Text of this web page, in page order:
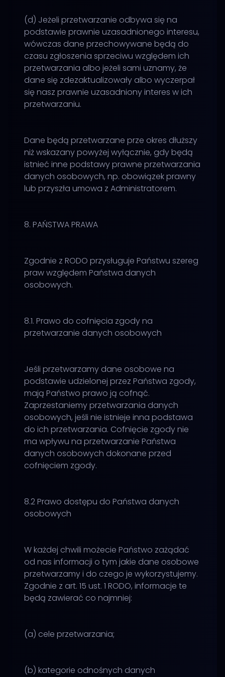
(d) Jeżeli przetwarzanie odbywa się na
podstawie prawnie uzasadnionego interesu,
wówczas dane przechowywane będą do
czasu zgłoszenia sprzeciwu względem ich
przetwarzania albo jeżeli sami uznamy, że
dane się zdezaktualizowały albo wyczerpał
się nasz prawnie uzasadniony interes w ich
przetwarzaniu.
Dane będą przetwarzane prze okres dłuższy
niż wskazany powyżej wyłącznie, gdy będą
istnieć inne podstawy prawne przetwarzania
danych osobowych, np. obowiązek prawny
lub przyszła umowa z Administratorem.
8. PAŃSTWA PRAWA
Zgodnie z RODO przysługuje Państwu szereg
praw względem Państwa danych
osobowych.
8.1. Prawo do cofnięcia zgody na
przetwarzanie danych osobowych
Jeśli przetwarzamy dane osobowe na
podstawie udzielonej przez Państwa zgody,
mają Państwo prawo ją cofnąć.
Zaprzestaniemy przetwarzania danych
osobowych, jeśli nie istnieje inna podstawa
do ich przetwarzania. Cofnięcie zgody nie
ma wpływu na przetwarzanie Państwa
danych osobowych dokonane przed
cofnięciem zgody.
8.2 Prawo dostępu do Państwa danych
osobowych
W każdej chwili możecie Państwo zażądać
od nas informacji o tym jakie dane osobowe
przetwarzamy i do czego je wykorzystujemy.
Zgodnie z art. 15 ust. 1 RODO, informacje te
będą zawierać co najmniej:
(a) cele przetwarzania;
(b) kategorie odnośnych danych